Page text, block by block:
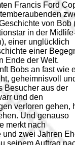
Francis Ford
von Bob
in der
einer unglücklich
einer
Ende der Welt.
Bobs an fast wie
geheimnisvoll
Besucher aus der
und den
verloren gehen,
Und genauso
merkt nach
zwei Jahren
seinem Auftrag